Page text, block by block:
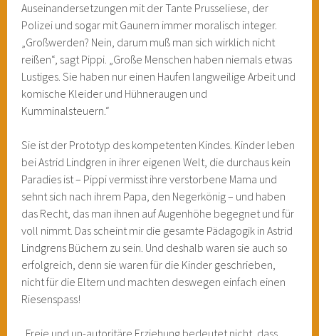
Auseinandersetzungen mit der Tante Prusseliese, der
Polizei und sogar mit Gaunern immer moralisch integer.
„Großwerden? Nein, darum muß man sich wirklich nicht
reißen“, sagt Pippi. „Große Menschen haben niemals etwas
Lustiges. Sie haben nur einen Haufen langweilige Arbeit und
komische Kleider und Hühneraugen und
Kumminalsteuern.“
Sie ist der Prototyp des kompetenten Kindes. Kinder leben
bei Astrid Lindgren in ihrer eigenen Welt, die durchaus kein
Paradies ist – Pippi vermisst ihre verstorbene Mama und
sehnt sich nach ihrem Papa, den Negerkönig – und haben
das Recht, das man ihnen auf Augenhöhe begegnet und für
voll nimmt. Das scheint mir die gesamte Pädagogik in Astrid
Lindgrens Büchern zu sein. Und deshalb waren sie auch so
erfolgreich, denn sie waren für die Kinder geschrieben,
nicht für die Eltern und machten deswegen einfach einen
Riesenspass!
„Freie und un-autoritäre Erziehung bedeutet nicht, dass